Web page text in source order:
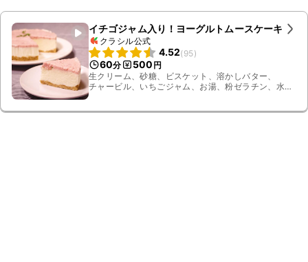
イチゴジャム入り！ヨーグルトムースケーキ
クラシル公式
4.52(95)
60分 500 円
生クリーム、砂糖、ビスケット、溶かしバター、
チャービル、いちごジャム、お湯、粉ゼラチン、水、